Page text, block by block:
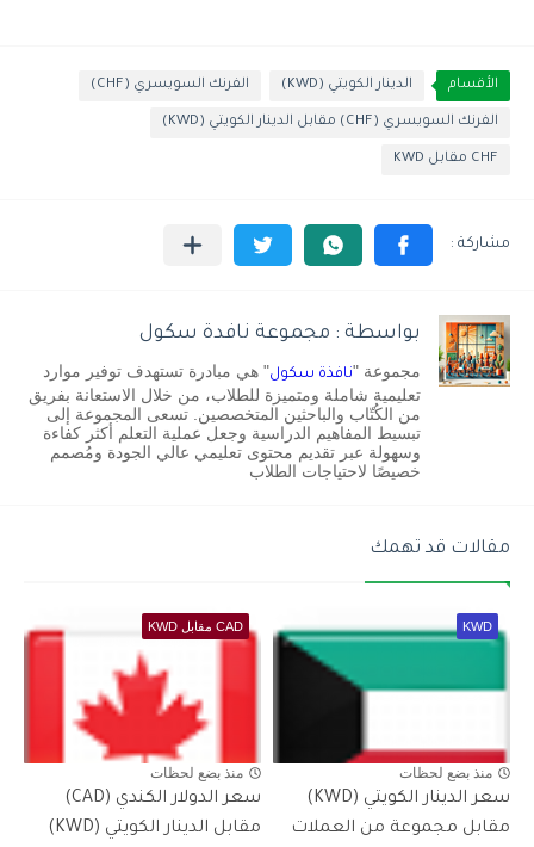
الأقسام الدينار الكويتي (KWD) الفرنك السويسري (CHF)
الفرنك السويسري (CHF) مقابل الدينار الكويتي (KWD)
CHF مقابل KWD
بواسطة : مجموعة نافدة سكول
مجموعة "نافذة سكول" هي مبادرة تستهدف توفير موارد
تعليمية شاملة ومتميزة للطلاب، من خلال الاستعانة بفريق
من الكُتّاب والباحثين المتخصصين. تسعى المجموعة إلى
تبسيط المفاهيم الدراسية وجعل عملية التعلم أكثر كفاءة
وسهولة عبر تقديم محتوى تعليمي عالي الجودة ومُصمم
خصيصًا لاحتياجات الطلاب
مقالات قد تهمك
KWD
منذ بضع لحظات
سعر الدينار الكويتي (KWD)
مقابل مجموعة من العملات
CAD مقابل KWD
منذ بضع لحظات
سعر الدولار الكندي (CAD)
مقابل الدينار الكويتي (KWD)